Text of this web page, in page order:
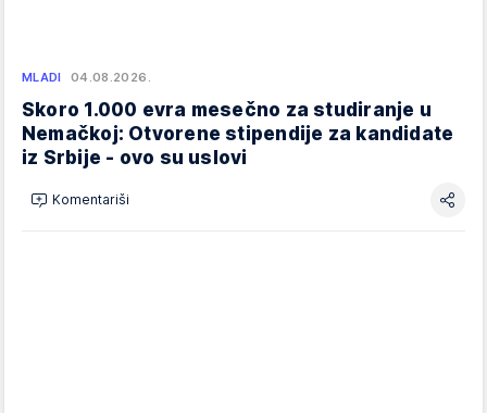
MLADI 04.08.2026.
Skoro 1.000 evra mesečno za studiranje u
Nemačkoj: Otvorene stipendije za kandidate
iz Srbije - ovo su uslovi
Komentariši